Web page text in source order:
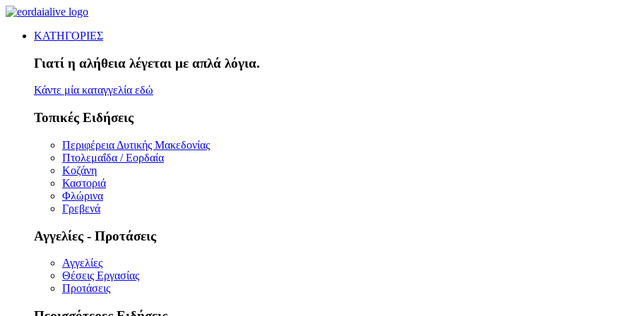
ΚΑΤΗΓΟΡΙΕΣ
Γιατί η αλήθεια λέγεται με απλά λόγια.
Κάντε μία καταγγελία εδώ
Τοπικές Ειδήσεις
Περιφέρεια Δυτικής Μακεδονίας
Πτολεμαΐδα / Εορδαία
Κοζάνη
Καστοριά
Φλώρινα
Γρεβενά
Αγγελίες - Προτάσεις
Αγγελίες
Θέσεις Εργασίας
Προτάσεις